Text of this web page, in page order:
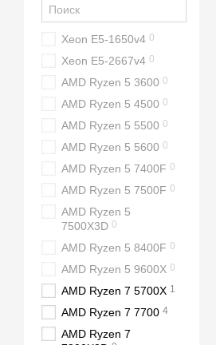
Xeon E5-1650v4 0
Xeon E5-2667v4 0
AMD Ryzen 5 3600 0
AMD Ryzen 5 4500 0
AMD Ryzen 5 5500 0
AMD Ryzen 5 5600 0
AMD Ryzen 5 7400F 0
AMD Ryzen 5 7500F 0
AMD Ryzen 5
7500X3D 0
AMD Ryzen 5 8400F 0
AMD Ryzen 5 9600X 0
AMD Ryzen 7 5700X 1
AMD Ryzen 7 7700 4
AMD Ryzen 7